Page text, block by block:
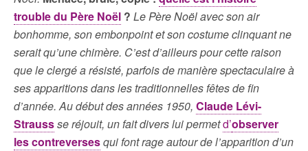
trouble du Père Noël ? Le Père Noël avec son air
bonhomme, son embonpoint et son costume clinquant ne
serait qu’une chimère. C’est d’ailleurs pour cette raison
que le clergé a résisté, parfois de manière spectaculaire à
ses apparitions dans les traditionnelles fêtes de fin
d’année. Au début des années 1950, Claude Lévi-
Straussse réjouit, un fait divers lui permetd’observer
les contreversesqui font rage autour de l’apparition d’un